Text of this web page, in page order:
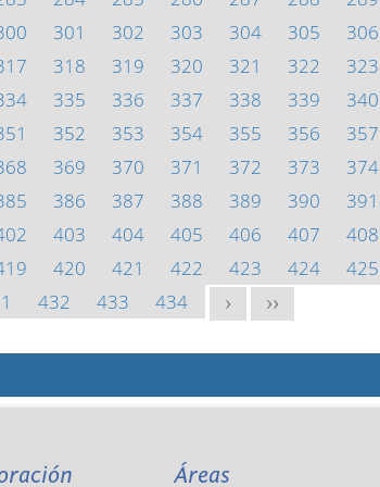
301 302 303 304 305 306
318 319 320 321 322 323
335 336 337 338 339 340
352 353 354 355 356 357
369 370 371 372 373 374
386 387 388 389 390 391
403 404 405 406 407 408
420 421 422 423 424 425
432 433 434 > >>
Áreas